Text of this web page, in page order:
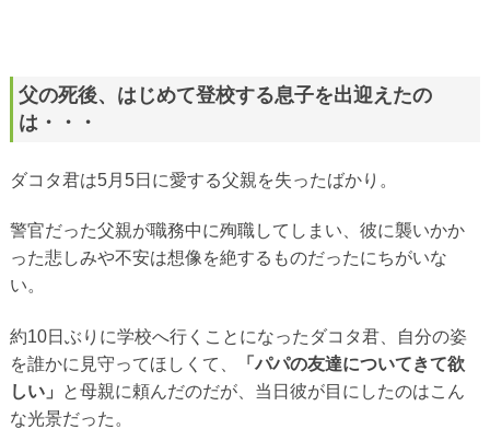
父の死後、はじめて登校する息子を出迎えたの
は・・・
ダコタ君は5月5日に愛する父親を失ったばかり。
警官だった父親が職務中に殉職してしまい、彼に襲いかか
った悲しみや不安は想像を絶するものだったにちがいな
い。
約10日ぶりに学校へ行くことになったダコタ君、自分の姿
を誰かに見守ってほしくて、
「パパの友達についてきて欲
しい」
と母親に頼んだのだが、当日彼が目にしたのはこん
な光景だった。